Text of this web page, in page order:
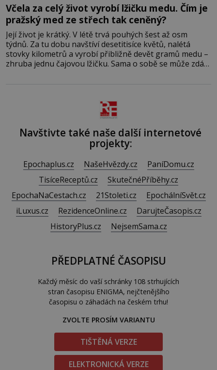
Včela za celý život vyrobí lžičku medu. Čím je
pražský med ze střech tak ceněný?
Její život je krátký. V létě trvá pouhých šest až osm
týdnů. Za tu dobu navštíví desetitisíce květů, nalétá
stovky kilometrů a vyrobí přibližně devět gramů medu –
zhruba jednu čajovou lžičku. Sama o sobě se může zdát
Navštivte také naše další internetové
projekty:
Epochaplus.cz NašeHvězdy.cz
PaníDomu.cz
TisíceReceptů.cz
SkutečnéPříběhy.cz
EpochaNaCestach.cz
21Stoleti.cz
EpochálníSvět.cz
iLuxus.cz
RezidenceOnline.cz
DarujteČasopis.cz
HistoryPlus.cz
NejsemSama.cz
PŘEDPLATNÉ ČASOPISU
Každý měsíc do vaší schránky 108 strhujících
stran časopisu ENIGMA, nejčtenějšího
časopisu o záhadách na českém trhu!
ZVOLTE PROSÍM VARIANTU
TIŠTĚNÁ VERZE
ELEKTRONICKÁ VERZE